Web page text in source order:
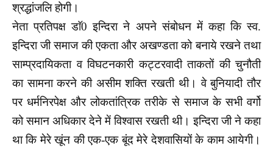
श्रद्धांजलि होगी।
नेता प्रतिपक्ष डाॅ0 इन्दिरा ने अपने संबोधन में कहा कि स्व.
इन्दिरा जी समाज की एकता और अखण्डता को बनाये रखने तथा
साम्प्रदायिकता व विघटनकारी कट्टरवादी ताकतों की चुनौती
का सामना करने की असीम शक्ति रखती थी। वे बुनियादी तौर
पर धर्मनिरपेक्ष और लोकतांत्रिक तरीके से समाज के सभी वर्गो
को समान अधिकार देने में विश्वास रखती थी। इन्दिरा जी ने कहा
था कि मेरे खूंन की एक-एक बूंद मेरे देशवासियों के काम आयेगी।